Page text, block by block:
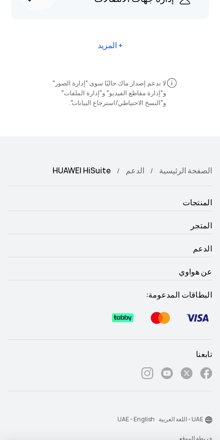
+ المزيد
لا تدعم إصدار ماك حاليًا سوى "إدارة الصور"
و"إدارة مقاطع الفيديو" و"إدارة الملفات"
و"النسخ الاحتياطي/استرجاع البيانات".
الصفحة الرئيسية الدعم HUAWEI HiSuite
المنتجات
المتجر
الدعم
عن هواوي
البطاقات المدعومة:
تابعنا
UAE - اللغة العربية UAE - English